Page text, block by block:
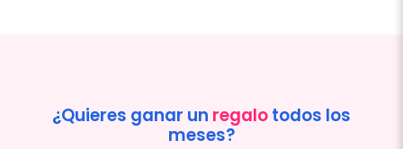
¿Quieres ganar un regalotodos los
meses?